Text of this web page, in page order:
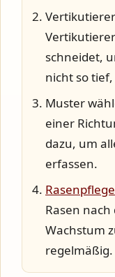
schneidet,
nicht so
Muster
einer
dazu, um
erfassen.
Rasenpflege
Rasen
Wachstum
regelmäßig.